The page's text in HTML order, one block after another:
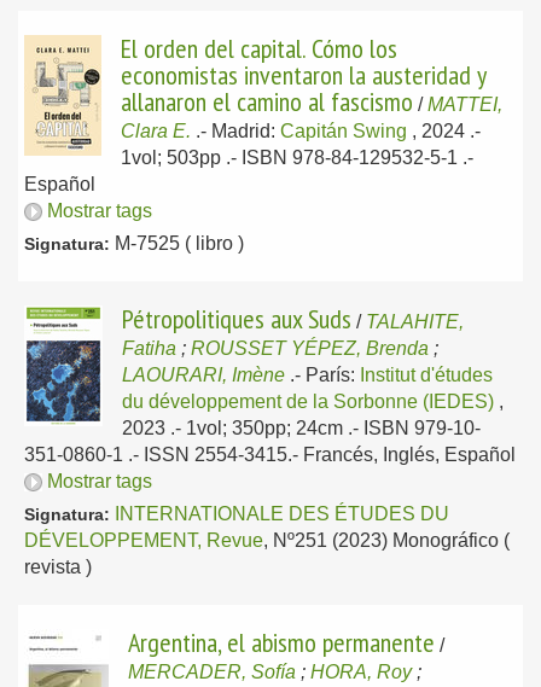
El orden del capital. Cómo los
economistas inventaron la austeridad y
allanaron el camino al fascismo /MATTEI,
Clara E. .- Madrid: Capitán Swing , 2024 .-
1vol; 503pp .- ISBN 978-84-129532-5-1 .-
Español
Mostrar tags
Signatura: M-7525 ( libro )
Pétropolitiques aux Suds / TALAHITE,
Fatiha ; ROUSSET YÉPEZ, Brenda ;
LAOURARI, Imène .- París: Institut d'études
du développement de la Sorbonne (IEDES) ,
2023 .- 1vol; 350pp; 24cm .- ISBN 979-10-
351-0860-1 .- ISSN 2554-3415.- Francés, Inglés, Español
Mostrar tags
Signatura:
INTERNATIONALE DES ÉTUDES DU
DÉVELOPPEMENT, Revue, Nº251 (2023) Monográfico (
revista )
Argentina, el abismo permanente /
MERCADER, Sofía ; HORA, Roy;